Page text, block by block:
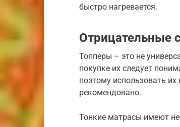
быстро нагревается.
Отрицательные
Топперы – это не
покупке их следует
поэтому использовать
рекомендовано.
Тонкие матрасы имеют